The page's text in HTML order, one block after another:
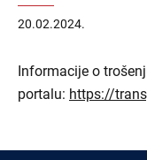
20.02.2024.
Informacije o
portalu: https://